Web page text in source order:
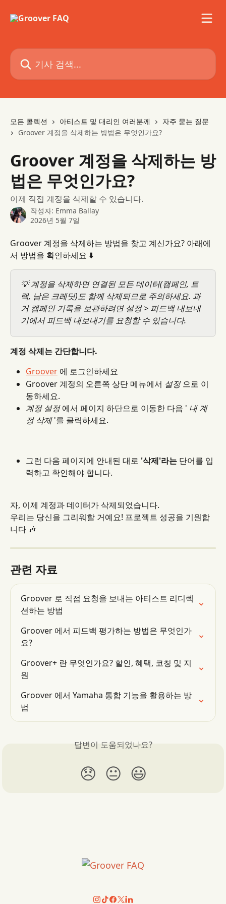
기사 검색...
모든 콜렉션 아티스트 및 대리인 여러분께
자주 묻는 질문
Groover 계정을 삭제하는 방법은 무엇인가요?
Groover 계정을 삭제하는 방
법은 무엇인가요?
이제 직접 계정을 삭제할 수 있습니다.
작성자: Emma Ballay
2026년 5월 7일
Groover 계정을 삭제하는 방법을 찾고 계신가요? 아래에
서 방법을 확인하세요 ⬇️
💡 계정을 삭제하면 연결된 모든 데이터(캠페인, 트
랙, 남은 크레딧)도 함께 삭제되므로 주의하세요. 과
거 캠페인 기록을 보관하려면 설정 > 피드백 내보내
기에서 피드백 내보내기를 요청할 수 있습니다.
계정 삭제는 간단합니다.
Groover 에 로그인하세요
Groover 계정의 오른쪽 상단 메뉴에서 설정 으로 이
동하세요.
계정 설정 에서 페이지 하단으로 이동한 다음 ' 내 계
정 삭제 '를 클릭하세요.
그런 다음 페이지에 안내된 대로 '삭제'라는 단어를 입
력하고 확인해야 합니다.
자, 이제 계정과 데이터가 삭제되었습니다.
우리는 당신을 그리워할 거예요! 프로젝트 성공을 기원합
니다 🎶
관련 자료
Groover 로 직접 요청을 보내는 아티스트 리디렉
션하는 방법
Groover 에서 피드백 평가하는 방법은 무엇인가
요?
Groover+ 란 무엇인가요? 할인, 혜택, 코칭 및 지
원
Groover 에서 Yamaha 통합 기능을 활용하는 방
법
답변이 도움되었나요?
😞 😐 😃